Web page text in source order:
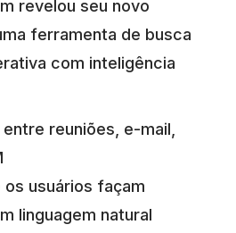
revelou seu novo
ferramenta de busca
com inteligência
reuniões, e-mail,
os usuários façam
linguagem natural